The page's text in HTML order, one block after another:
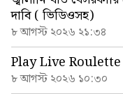
দাবি ( ভিডিওসহ)
৮ আগস্ট ২০২৬ ২১:৩৪
Play Live
৮ আগস্ট ২০২৬ ১০:৩০